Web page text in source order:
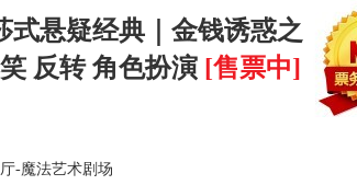
式悬疑经典｜金钱诱惑之
反转 角色扮演 [售票中]
-魔法艺术剧场